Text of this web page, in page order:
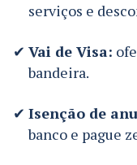
serviços e
Vai de Visa:
bandeira.
Isenção de
banco e pague